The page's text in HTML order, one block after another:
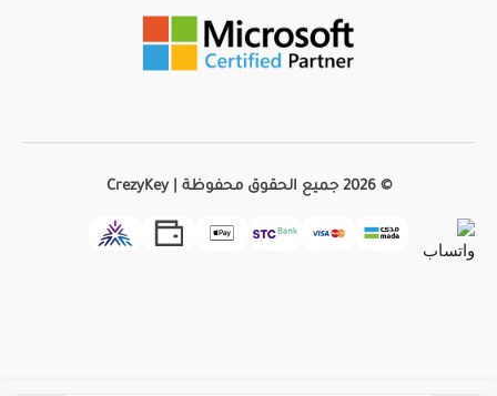
© 2026 جميع الحقوق محفوظة | CrezyKey